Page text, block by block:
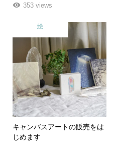
353 views
絵
キャンバスアートの販売をは
じめます